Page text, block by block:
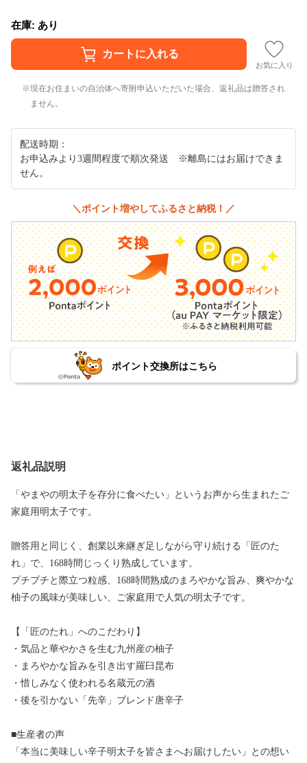
在庫: あり
お気に入り
現在お住まいの自治体へ寄附申込いただいた場合、返礼品は贈答され
ません。
配送時期：
お申込みより3週間程度で順次発送 ※離島にはお届けできま
せん。
＼ポイント増やしてふるさと納税！／
ポイント交換所はこちら
返礼品説明
「やまやの明太子を存分に食べたい」というお声から生まれたご
家庭用明太子です。
贈答用と同じく、創業以来継ぎ足しながら守り続ける「匠のた
れ」で、168時間じっくり熟成しています。
プチプチと際立つ粒感、168時間熟成のまろやかな旨み、爽やかな
柚子の風味が美味しい、ご家庭用で人気の明太子です。
【「匠のたれ」へのこだわり】
・気品と華やかさを生む九州産の柚子
・まろやかな旨みを引き出す羅臼昆布
・惜しみなく使われる名蔵元の酒
・後を引かない「先辛」ブレンド唐辛子
■生産者の声
「本当に美味しい辛子明太子を皆さまへお届けしたい」との想い